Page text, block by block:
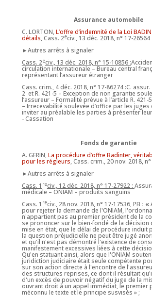
Assurance automobile
C. LORTON,L’offre d’indemnité de la Loi
détails, Cass. 2eciv., 13 déc. 2018, n° 17-26564
►Autres arrêts à signaler
Cass. 2eciv., 13 déc. 2018, n° 15-10856 :
circulation internationale – Bureau central
représentant l’assureur étranger
Cass. crim., 4 déc. 2018, n° 17-86274 :C. assur.
2 et R. 421-5 – Exception de non garantie
l’assureur – Formalité prévue à l’article R.
– Irrecevabilité soulevée d’office par les
inviter au préalable les parties à présenter
- Cassation
Fonds de garantie
A. GERIN,La procédure d’offre Badinter,
pour les régleurs, Cass. crim., 20 nov. 2018,
►Autres arrêts à signaler
Cass. 1 reciv., 12 déc. 2018, n° 17-27922 :
médicale – ONIAM – produits sanguins
Cass. 1 reciv., 28 nov. 2018, n° 17-17536, PB : «
pour rejeter la demande de l'ONIAM,
n'appartient pas au premier président de la
se prononcer sur le bien-fondé de la décision
mise en état, que le délai de procédure induit
la question préjudicielle ne peut être jugé
et qu'il n'est pas démontré l'existence de
manifestement excessives liées à cette
Qu'en statuant ainsi, alors que l'ONIAM
juridiction judiciaire était seule compétente
sur son action directe à l'encontre de
des structures reprises, ce dont il résultait
d'un excès de pouvoir négatif du juge de la
ouvrant droit à un appel immédiat, le premier
méconnu le texte et le principe susvisés » ;